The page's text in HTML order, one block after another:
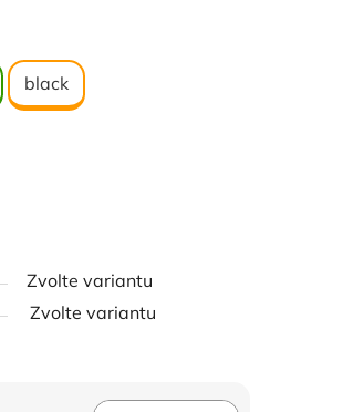
black
Zvolte variantu
Zvolte variantu